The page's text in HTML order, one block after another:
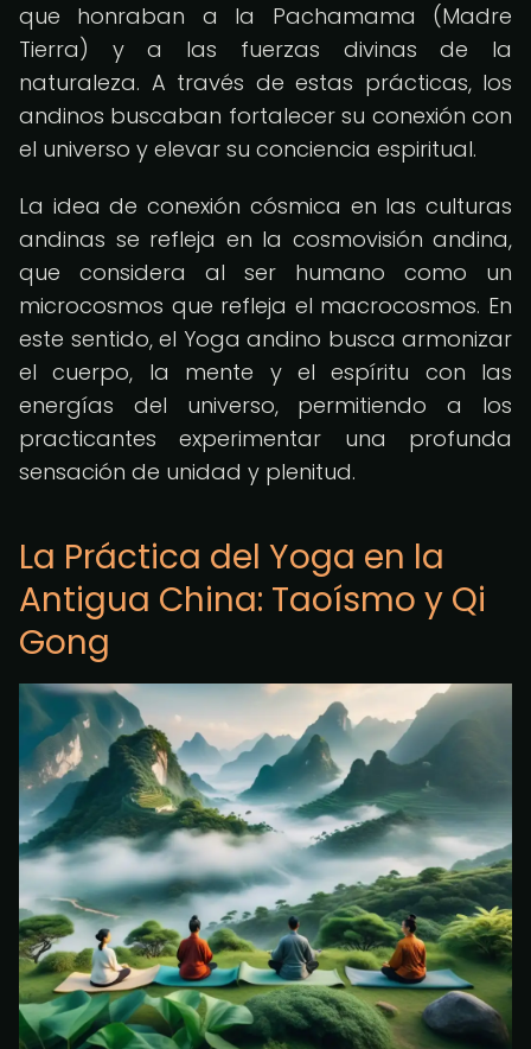
que honraban a la Pachamama (Madre
Tierra) y a las fuerzas divinas de la
naturaleza. A través de estas prácticas, los
andinos buscaban fortalecer su conexión con
el universo y elevar su conciencia espiritual.
La idea de conexión cósmica en las culturas
andinas se refleja en la cosmovisión andina,
que considera al ser humano como un
microcosmos que refleja el macrocosmos. En
este sentido, el Yoga andino busca armonizar
el cuerpo, la mente y el espíritu con las
energías del universo, permitiendo a los
practicantes experimentar una profunda
sensación de unidad y plenitud.
La Práctica del Yoga en la
Antigua China: Taoísmo y Qi
Gong